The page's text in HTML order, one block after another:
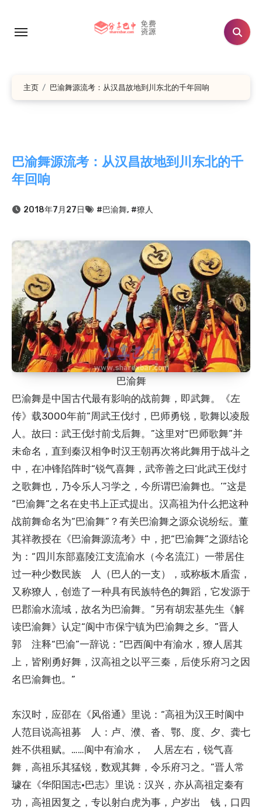
主页 巴渝舞源流考：从汉昌故地到川东北的千年回响
巴渝舞源流考：从汉昌故地到川东北的千
年回响
2018年7月27日 #巴渝舞, #獠人
巴渝舞
巴渝舞是中国古代最有影响的战前舞，即武舞。《左
传》载3000年前“周武王伐纣，巴师勇锐，歌舞以凌殷
人。故曰：武王伐纣前戈后舞。”这里对“巴师歌舞”并
未命名，直到秦汉相争时汉王朝再次将此舞用于战斗之
中，在冲锋陷阵时“锐气喜舞，武帝善之曰‘此武王伐纣
之歌舞也，乃令乐人习学之，今所谓巴渝舞也。’”这是
“巴渝舞”之名在史书上正式提出。汉高祖为什么把这种
战前舞命名为“巴渝舞”？有关巴渝舞之源众说纷纭。董
其祥教授在《巴渝舞源流考》中，把“巴渝舞”之源结论
为：“四川东部嘉陵江支流渝水（今名流江）一带居住
过一种少数民族 人（巴人的一支），或称板木盾蛮，
又称獠人，创造了一种具有民族特色的舞蹈，它发源于
巴郡渝水流域，故名为巴渝舞。”另有胡宏基先生《解
读巴渝舞》认定“阆中市保宁镇为巴渝舞之乡。”晋人
郭 注释“巴渝”一辞说：“巴西阆中有渝水，獠人居其
上，皆刚勇好舞，汉高祖之以平三秦，后使乐府习之因
名巴渝舞也。”
东汉时，应邵在《风俗通》里说：“高祖为汉王时阆中
人范目说高祖募 人：卢、濮、沓、鄂、度、夕、龚七
姓不供租赋。……阆中有渝水， 人居左右，锐气喜
舞，高祖乐其猛锐，数观其舞，令乐府习之。”晋人常
璩在《华阳国志·巴志》里说：汉兴，亦从高祖定秦有
功，高祖因复之，专以射白虎为事，户岁出 钱，口四